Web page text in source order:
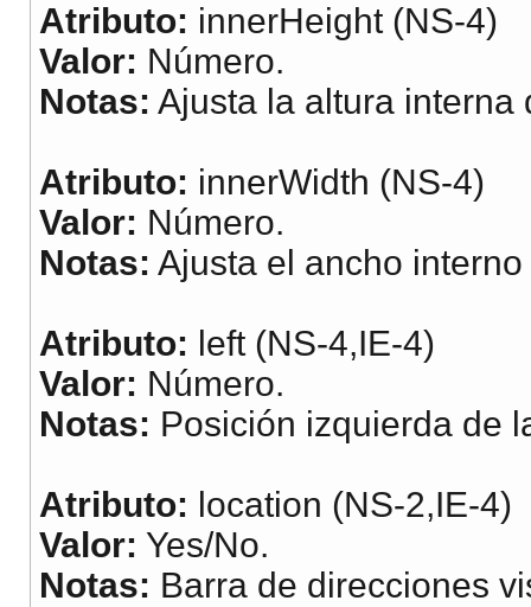
Atributo: innerHeight (NS-4)
Valor: Número.
Notas: Ajusta la altura interna
Atributo: innerWidth (NS-4)
Valor: Número.
Notas: Ajusta el ancho
Atributo: left (NS-4,IE-4)
Valor: Número.
Notas: Posición izquierda de
Atributo: location (NS-2,IE-4)
Valor: Yes/No.
Notas: Barra de direcciones